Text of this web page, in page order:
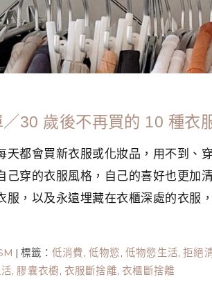
／30 歲後不再買的 10 種衣
天都會買新衣服或化妝品，用不到、
己穿的衣服風格，自己的喜好也更加
服，以及永遠埋藏在衣櫃深處的衣服
| 標籤： 低消費, 低物慾, 低物慾生活,拒絕
,膠囊衣櫥, 衣服斷捨離, 衣櫃斷捨離